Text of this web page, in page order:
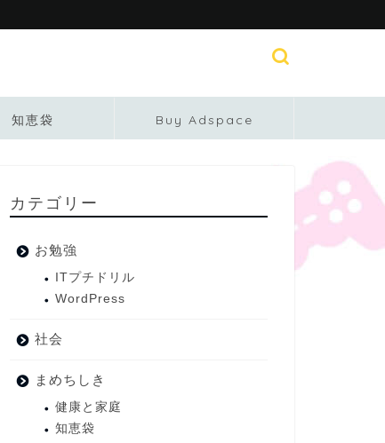
知恵袋 Buy Adspace
カテゴリー
お勉強
ITプチドリル
WordPress
社会
まめちしき
健康と家庭
知恵袋